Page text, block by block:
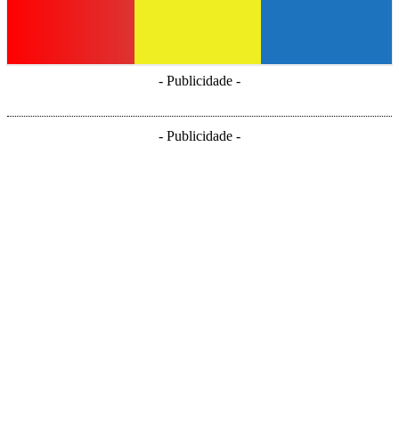
- Publicidade -
- Publicidade -